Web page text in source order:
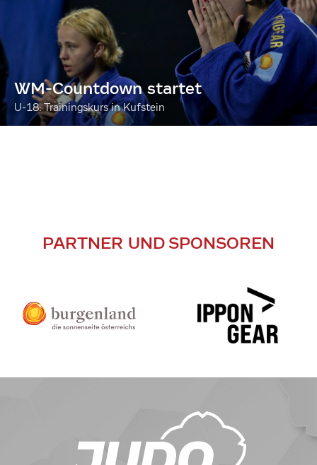
WM-Countdown startet
U-18: Trainingskurs in Kufstein
PARTNER UND SPONSOREN